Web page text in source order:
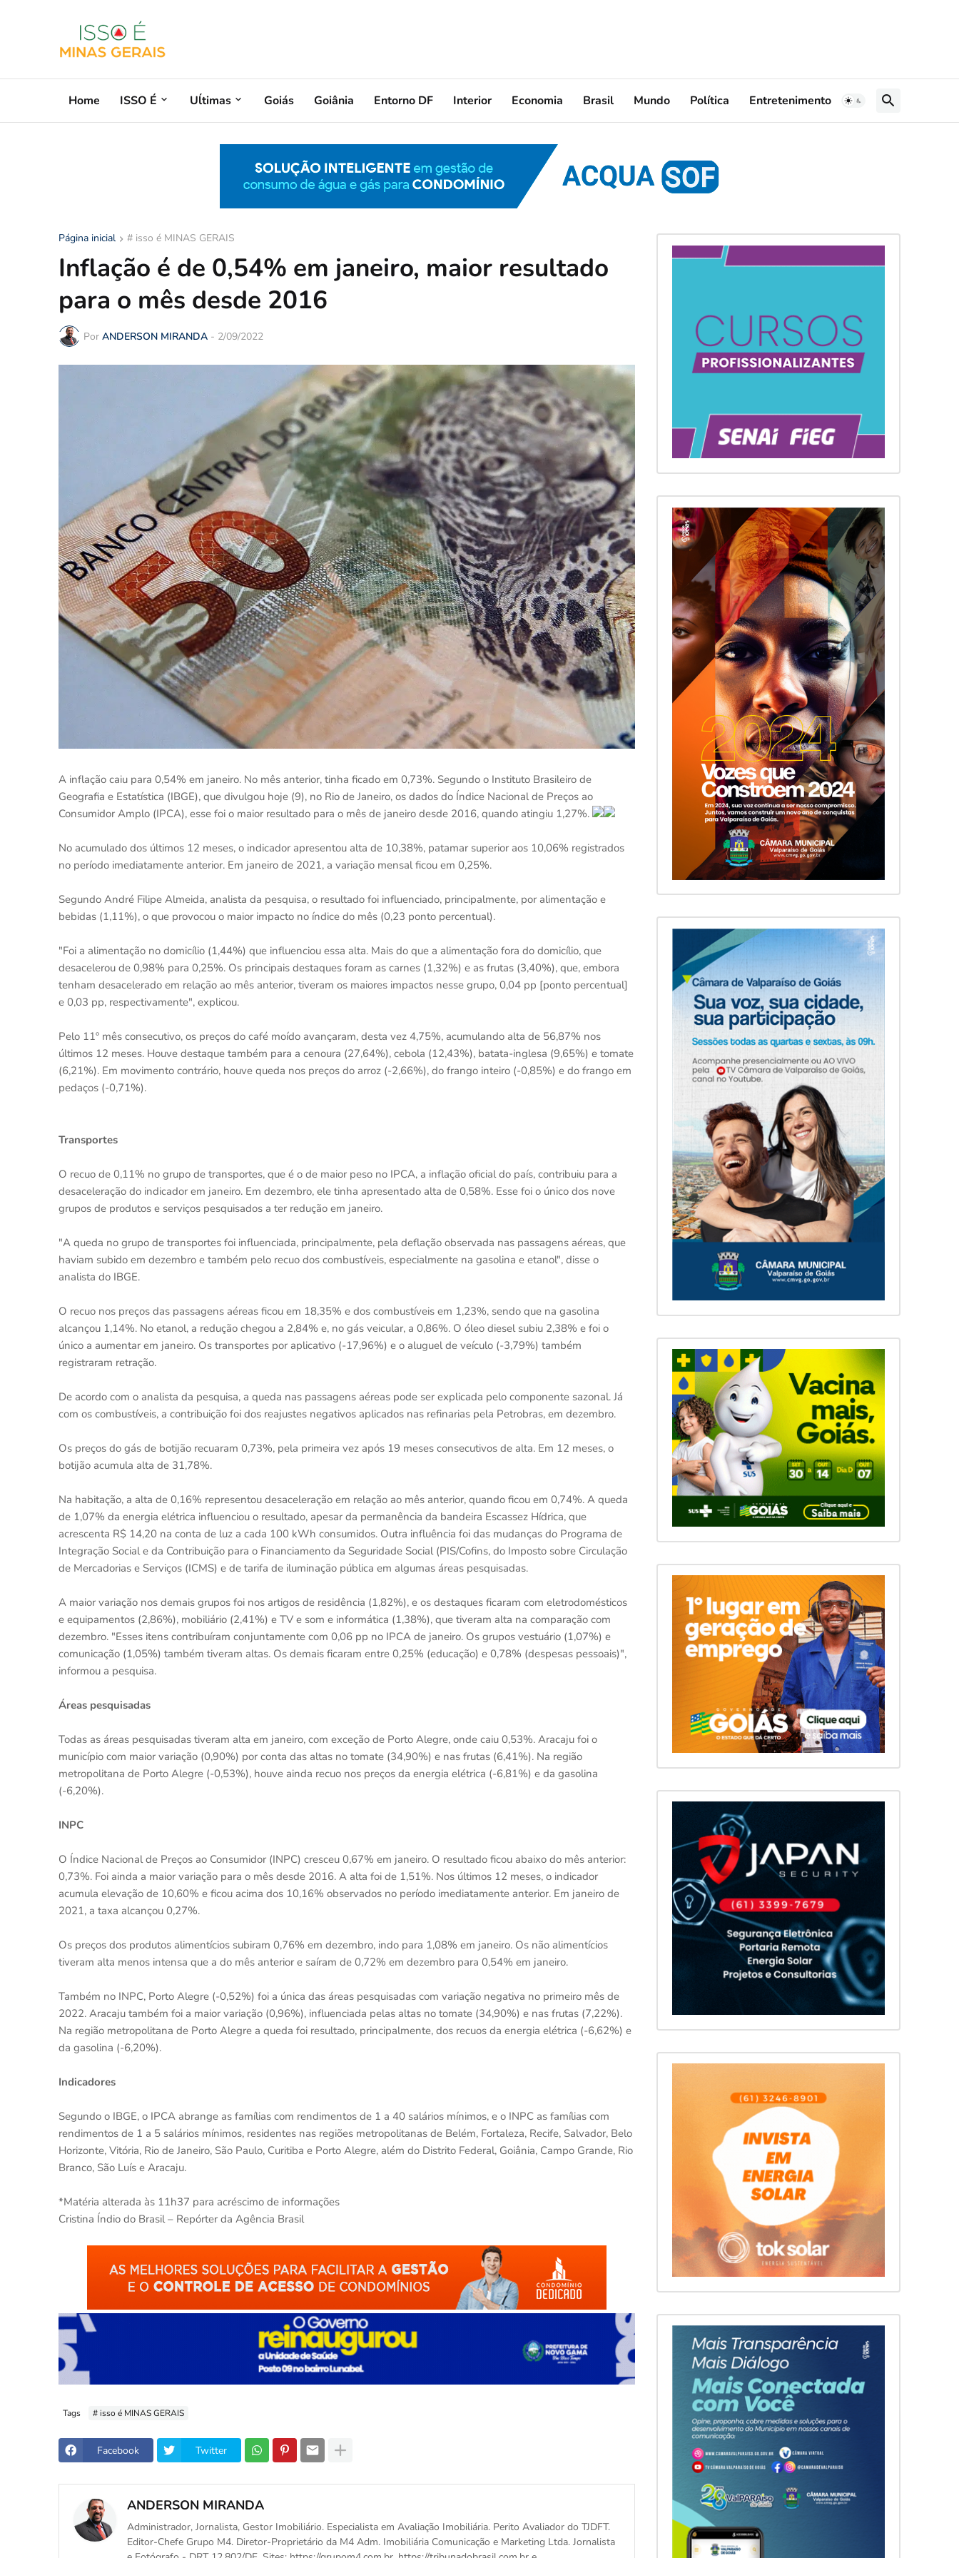
Home ISSO É Uĺtimas Goiás Goiânia Entorno DF Interior Economia Brasil Mundo Política Entretenimento
Página inicial # isso é MINAS GERAIS
Inflação é de 0,54% em janeiro, maior resultado
para o mês desde 2016
Por ANDERSON MIRANDA - 2/09/2022
A inflação caiu para 0,54% em janeiro. No mês anterior, tinha ficado em 0,73%. Segundo o Instituto Brasileiro de
Geografia e Estatística (IBGE), que divulgou hoje (9), no Rio de Janeiro, os dados do Índice Nacional de Preços ao
Consumidor Amplo (IPCA), esse foi o maior resultado para o mês de janeiro desde 2016, quando atingiu 1,27%.
No acumulado dos últimos 12 meses, o indicador apresentou alta de 10,38%, patamar superior aos 10,06% registrados
no período imediatamente anterior. Em janeiro de 2021, a variação mensal ficou em 0,25%.
Segundo André Filipe Almeida, analista da pesquisa, o resultado foi influenciado, principalmente, por alimentação e
bebidas (1,11%), o que provocou o maior impacto no índice do mês (0,23 ponto percentual).
"Foi a alimentação no domicílio (1,44%) que influenciou essa alta. Mais do que a alimentação fora do domicílio, que
desacelerou de 0,98% para 0,25%. Os principais destaques foram as carnes (1,32%) e as frutas (3,40%), que, embora
tenham desacelerado em relação ao mês anterior, tiveram os maiores impactos nesse grupo, 0,04 pp [ponto percentual]
e 0,03 pp, respectivamente", explicou.
Pelo 11º mês consecutivo, os preços do café moído avançaram, desta vez 4,75%, acumulando alta de 56,87% nos
últimos 12 meses. Houve destaque também para a cenoura (27,64%), cebola (12,43%), batata-inglesa (9,65%) e tomate
(6,21%). Em movimento contrário, houve queda nos preços do arroz (-2,66%), do frango inteiro (-0,85%) e do frango em
pedaços (-0,71%).
Transportes
O recuo de 0,11% no grupo de transportes, que é o de maior peso no IPCA, a inflação oficial do país, contribuiu para a
desaceleração do indicador em janeiro. Em dezembro, ele tinha apresentado alta de 0,58%. Esse foi o único dos nove
grupos de produtos e serviços pesquisados a ter redução em janeiro.
"A queda no grupo de transportes foi influenciada, principalmente, pela deflação observada nas passagens aéreas, que
haviam subido em dezembro e também pelo recuo dos combustíveis, especialmente na gasolina e etanol", disse o
analista do IBGE.
O recuo nos preços das passagens aéreas ficou em 18,35% e dos combustíveis em 1,23%, sendo que na gasolina
alcançou 1,14%. No etanol, a redução chegou a 2,84% e, no gás veicular, a 0,86%. O óleo diesel subiu 2,38% e foi o
único a aumentar em janeiro. Os transportes por aplicativo (-17,96%) e o aluguel de veículo (-3,79%) também
registraram retração.
De acordo com o analista da pesquisa, a queda nas passagens aéreas pode ser explicada pelo componente sazonal. Já
com os combustíveis, a contribuição foi dos reajustes negativos aplicados nas refinarias pela Petrobras, em dezembro.
Os preços do gás de botijão recuaram 0,73%, pela primeira vez após 19 meses consecutivos de alta. Em 12 meses, o
botijão acumula alta de 31,78%.
Na habitação, a alta de 0,16% representou desaceleração em relação ao mês anterior, quando ficou em 0,74%. A queda
de 1,07% da energia elétrica influenciou o resultado, apesar da permanência da bandeira Escassez Hídrica, que
acrescenta R$ 14,20 na conta de luz a cada 100 kWh consumidos. Outra influência foi das mudanças do Programa de
Integração Social e da Contribuição para o Financiamento da Seguridade Social (PIS/Cofins, do Imposto sobre Circulação
de Mercadorias e Serviços (ICMS) e de tarifa de iluminação pública em algumas áreas pesquisadas.
A maior variação nos demais grupos foi nos artigos de residência (1,82%), e os destaques ficaram com eletrodomésticos
e equipamentos (2,86%), mobiliário (2,41%) e TV e som e informática (1,38%), que tiveram alta na comparação com
dezembro. "Esses itens contribuíram conjuntamente com 0,06 pp no IPCA de janeiro. Os grupos vestuário (1,07%) e
comunicação (1,05%) também tiveram altas. Os demais ficaram entre 0,25% (educação) e 0,78% (despesas pessoais)",
informou a pesquisa.
Áreas pesquisadas
Todas as áreas pesquisadas tiveram alta em janeiro, com exceção de Porto Alegre, onde caiu 0,53%. Aracaju foi o
município com maior variação (0,90%) por conta das altas no tomate (34,90%) e nas frutas (6,41%). Na região
metropolitana de Porto Alegre (-0,53%), houve ainda recuo nos preços da energia elétrica (-6,81%) e da gasolina
(-6,20%).
INPC
O Índice Nacional de Preços ao Consumidor (INPC) cresceu 0,67% em janeiro. O resultado ficou abaixo do mês anterior:
0,73%. Foi ainda a maior variação para o mês desde 2016. A alta foi de 1,51%. Nos últimos 12 meses, o indicador
acumula elevação de 10,60% e ficou acima dos 10,16% observados no período imediatamente anterior. Em janeiro de
2021, a taxa alcançou 0,27%.
Os preços dos produtos alimentícios subiram 0,76% em dezembro, indo para 1,08% em janeiro. Os não alimentícios
tiveram alta menos intensa que a do mês anterior e saíram de 0,72% em dezembro para 0,54% em janeiro.
Também no INPC, Porto Alegre (-0,52%) foi a única das áreas pesquisadas com variação negativa no primeiro mês de
2022. Aracaju também foi a maior variação (0,96%), influenciada pelas altas no tomate (34,90%) e nas frutas (7,22%).
Na região metropolitana de Porto Alegre a queda foi resultado, principalmente, dos recuos da energia elétrica (-6,62%) e
da gasolina (-6,20%).
Indicadores
Segundo o IBGE, o IPCA abrange as famílias com rendimentos de 1 a 40 salários mínimos, e o INPC as famílias com
rendimentos de 1 a 5 salários mínimos, residentes nas regiões metropolitanas de Belém, Fortaleza, Recife, Salvador, Belo
Horizonte, Vitória, Rio de Janeiro, São Paulo, Curitiba e Porto Alegre, além do Distrito Federal, Goiânia, Campo Grande, Rio
Branco, São Luís e Aracaju.
*Matéria alterada às 11h37 para acréscimo de informações
Cristina Índio do Brasil – Repórter da Agência Brasil
Tags # isso é MINAS GERAIS
Facebook Twitter
ANDERSON MIRANDA
Administrador, Jornalista, Gestor Imobiliário. Especialista em Avaliação Imobiliária. Perito Avaliador do TJDFT.
Editor-Chefe Grupo M4. Diretor-Proprietário da M4 Adm. Imobiliária Comunicação e Marketing Ltda. Jornalista